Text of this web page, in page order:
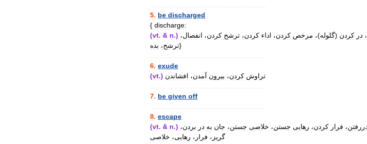
5. be discharged
{ discharge:
(vt. & n.) در کردن (گلوله)، مرخص کردن، اداء کردن، ترشح کردن، انفصال،
ترشح، بده
}
6. exude
(vt.) تراوش کردن، بیرون آمدن، افشاندن
7. be given off
8. escape
(vt. & n.) فرار کردن، رهایی جستن، خلاصی جستن، جان به در بردن،
گریز، فرار، رهایی، خلاصی